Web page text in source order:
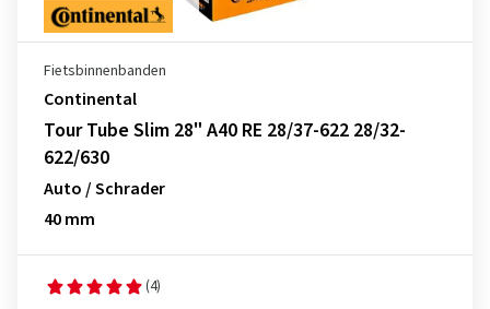
Fietsbinnenbanden
Continental
Tour Tube Slim 28" A40 RE 28/37-622 28/32-
622/630
Auto / Schrader
40 mm
(4)